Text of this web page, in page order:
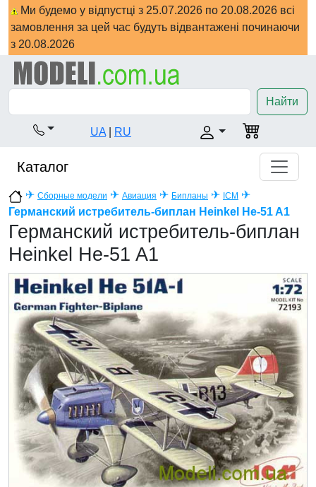
Ми будемо у відпустці з 25.07.2026 по 20.08.2026 всі
замовлення за цей час будуть відвантажені починаючи
з 20.08.2026
Найти
UA RU
Каталог
✈ Сборные модели ✈ Авиация ✈ Бипланы ✈ ICM ✈
Германский истребитель-биплан Heinkel He-51 A1
Германский истребитель-биплан
Heinkel He-51 A1